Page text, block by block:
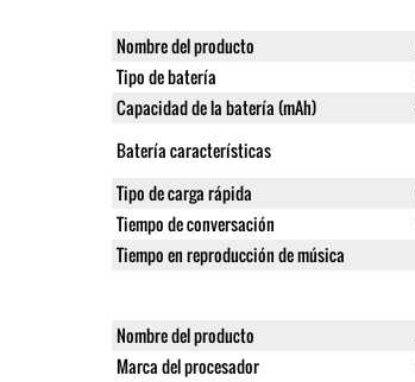
Nombre del producto
Tipo de batería
Capacidad de la batería (mAh)
Batería características
Tipo de carga rápida
Tiempo de conversación
Tiempo en reproducción de música
Nombre del producto
Marca del procesador